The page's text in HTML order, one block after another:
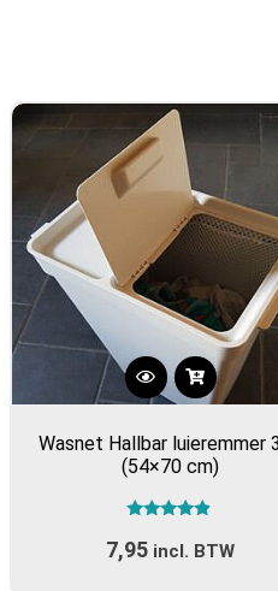
Wasnet Hallbar luieremmer
(54×70 cm)
4.71
uit 5
7,95 incl. BTW